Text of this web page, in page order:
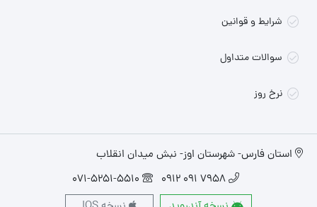
شرایط و قوانین
سوالات متداول
نرخ روز
استان فارس- شهرستان اوز- نبش میدان انقلاب
7958 091 0912
071-5251-5510